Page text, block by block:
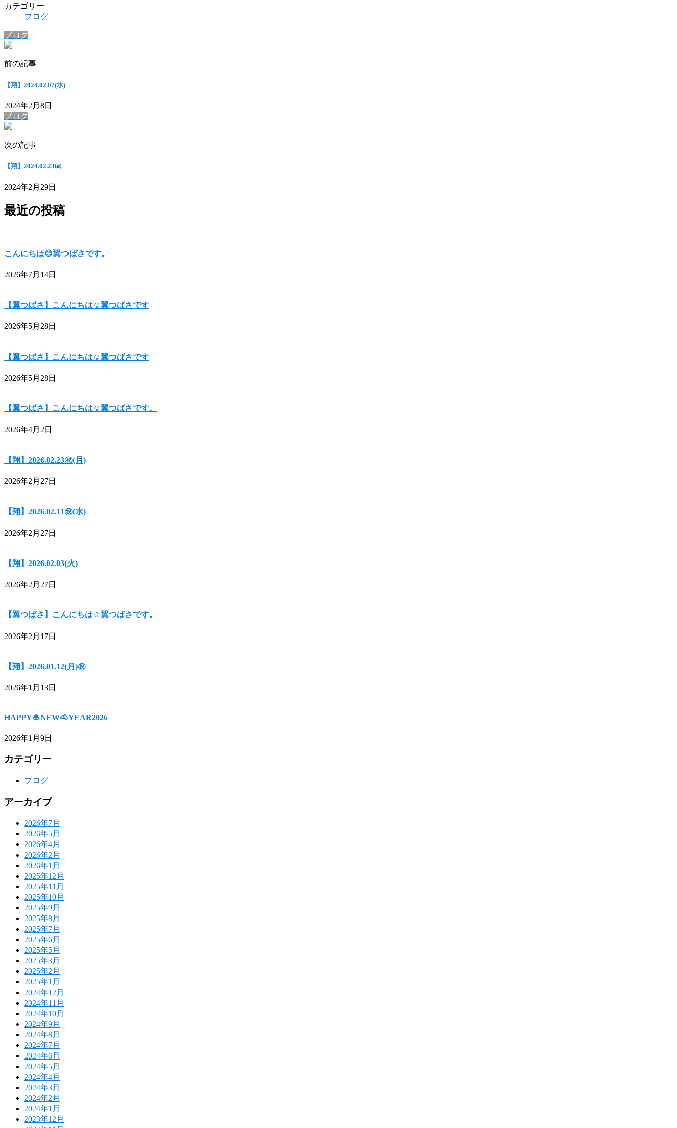
カテゴリー
ブログ
ブログ
前の記事
【翔】2024.02.07(水)
2024年2月8日
ブログ
次の記事
【翔】2024.02.23㈮
2024年2月29日
最近の投稿
こんにちは😊翼つばさです。
2026年7月14日
【翼つばさ】こんにちは☺翼つばさです
2026年5月28日
【翼つばさ】こんにちは☺翼つばさです
2026年5月28日
【翼つばさ】こんにちは☺翼つばさです。
2026年4月2日
【翔】2026.02.23㊗(月)
2026年2月27日
【翔】2026.02.11㊗(水)
2026年2月27日
【翔】2026.02.03(火)
2026年2月27日
【翼つばさ】こんにちは☺翼つばさです。
2026年2月17日
【翔】2026.01.12(月)㊗
2026年1月13日
HAPPY🎍NEW🐴YEAR2026
2026年1月9日
カテゴリー
ブログ
アーカイブ
2026年7月
2026年5月
2026年4月
2026年2月
2026年1月
2025年12月
2025年11月
2025年10月
2025年9月
2025年8月
2025年7月
2025年6月
2025年5月
2025年3月
2025年2月
2025年1月
2024年12月
2024年11月
2024年10月
2024年9月
2024年8月
2024年7月
2024年6月
2024年5月
2024年4月
2024年3月
2024年2月
2024年1月
2023年12月